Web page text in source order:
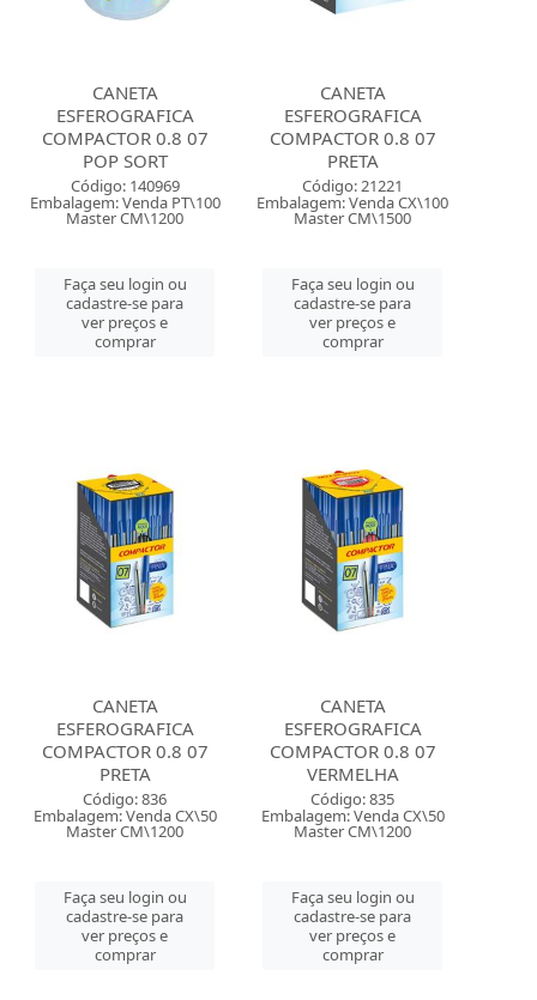
CANETA
ESFEROGRAFICA
COMPACTOR 0.8 07
POP SORT
Código: 140969
Embalagem: Venda PT\100
Master CM\1200
Faça seu login ou
cadastre-se para
ver preços e
comprar
CANETA
ESFEROGRAFICA
COMPACTOR 0.8 07
PRETA
Código: 21221
Embalagem: Venda CX\100
Master CM\1500
Faça seu login ou
cadastre-se para
ver preços e
comprar
CANETA
ESFEROGRAFICA
COMPACTOR 0.8 07
PRETA
Código: 836
Embalagem: Venda CX\50
Master CM\1200
Faça seu login ou
cadastre-se para
ver preços e
comprar
CANETA
ESFEROGRAFICA
COMPACTOR 0.8 07
VERMELHA
Código: 835
Embalagem: Venda CX\50
Master CM\1200
Faça seu login ou
cadastre-se para
ver preços e
comprar